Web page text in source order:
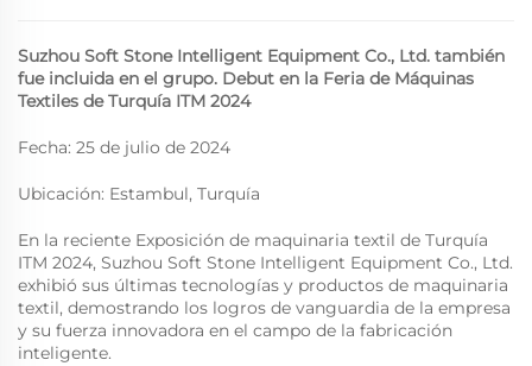
Suzhou Soft Stone Intelligent Equipment Co., Ltd. también
fue incluida en el grupo. Debut en la Feria de Máquinas
Textiles de Turquía ITM 2024
Fecha: 25 de julio de 2024
Ubicación: Estambul, Turquía
En la reciente Exposición de maquinaria textil de Turquía
ITM 2024, Suzhou Soft Stone Intelligent Equipment Co., Ltd.
exhibió sus últimas tecnologías y productos de maquinaria
textil, demostrando los logros de vanguardia de la empresa
y su fuerza innovadora en el campo de la fabricación
inteligente.